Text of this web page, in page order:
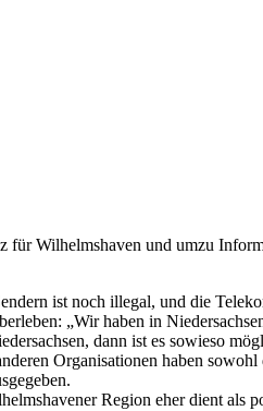
Wilhelmshaven und umzu
ist noch illegal, und die
„Wir haben in
dann ist es sowieso
Organisationen haben
Region eher dient als